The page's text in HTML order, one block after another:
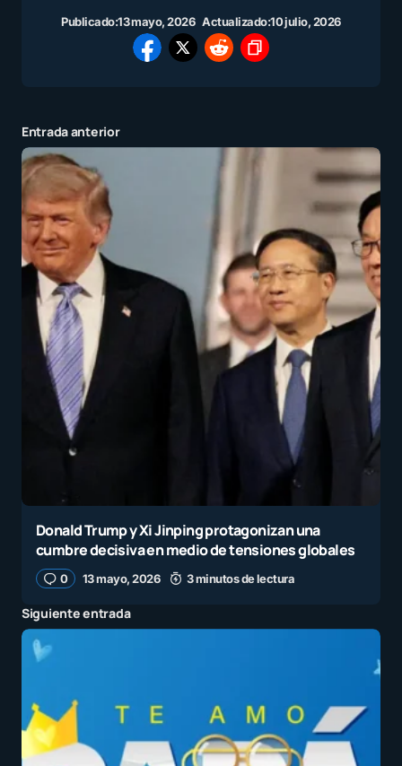
Publicado:13 mayo, 2026 Actualizado:10 julio, 2026
Entrada anterior
Donald Trump y Xi Jinping protagonizan una
cumbre decisiva en medio de tensiones globales
0 13 mayo, 2026 3 minutos de lectura
Siguiente entrada